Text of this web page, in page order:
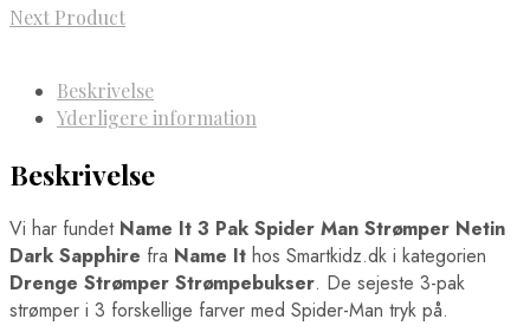
Next Product
Beskrivelse
Yderligere information
Beskrivelse
Vi har fundet Name It 3 Pak Spider Man Strømper Netin
Dark Sapphire fra Name It hos Smartkidz.dk i kategorien
Drenge Strømper Strømpebukser. De sejeste 3-pak
strømper i 3 forskellige farver med Spider-Man tryk på.